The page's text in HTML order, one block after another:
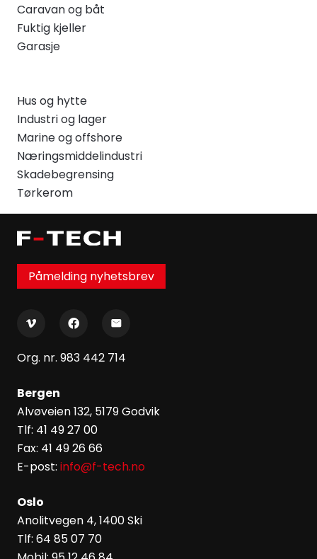
Caravan og båt
Fuktig kjeller
Garasje
Hus og hytte
Industri og lager
Marine og offshore
Næringsmiddelindustri
Skadebegrensing
Tørkerom
Påmelding nyhetsbrev
Org. nr. 983 442 714
Bergen
Alvøveien 132, 5179 Godvik
Tlf: 41 49 27 00
Fax: 41 49 26 66
E-post: info@f-tech.no
Oslo
Anolitvegen 4, 1400 Ski
Tlf: 64 85 07 70